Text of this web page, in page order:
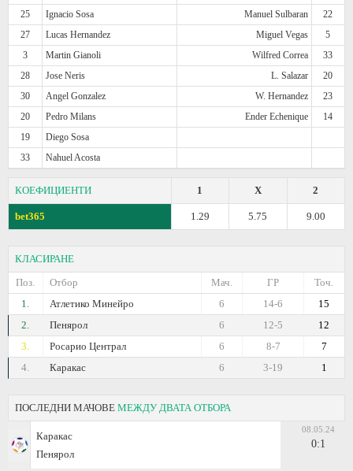
25
Ignacio Sosa Manuel Sulbaran
22
27
Lucas Hernandez Miguel Vegas
5
3
Martin Gianoli Wilfred Correa
33
28
Jose Neris L. Salazar
20
30
Angel Gonzalez W. Hernandez
23
20
Pedro Milans Ender Echenique
14
19
Diego Sosa
33
Nahuel Acosta
КОЕФИЦИЕНТИ 2
X
1
bet365 9.00
5.75
1.29
КЛАСИРАНЕ
Поз.
Отбор Точ.
ГР
Мач.
1.
Атлетико Минейро 15
14-6
6
2.
Пенярол 12
12-5
6
3.
Росарио Централ 7
8-7
6
4.
Каракас 1
3-19
6
ПОСЛЕДНИ МАЧОВЕ МЕЖДУ ДВАТА ОТБОРА
Каракас
Пенярол
08.05.24
0:1